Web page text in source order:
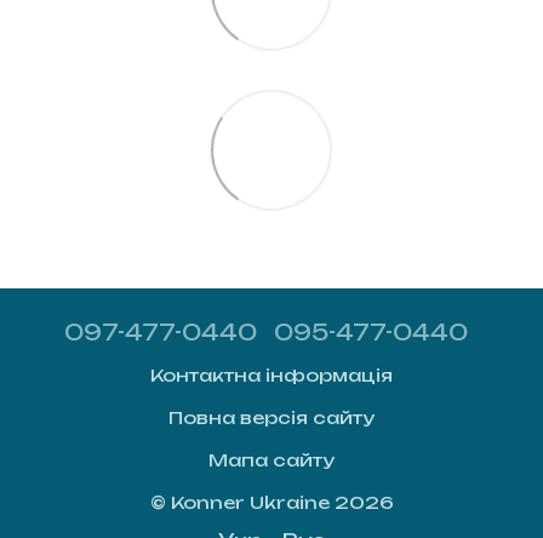
097-477-0440 095-477-0440
Контактна інформація
Повна версія сайту
Мапа сайту
© Konner Ukraine 2026